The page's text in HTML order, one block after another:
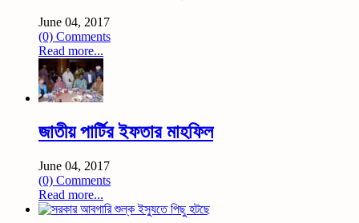
June 04, 2017
(0) Comments
Read more...
জাতীয় পার্টির ইফতার মাহফিল
June 04, 2017
(0) Comments
Read more...